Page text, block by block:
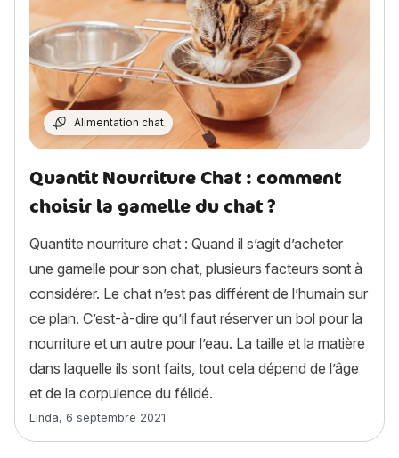
Alimentation chat
Quantit Nourriture Chat : comment
choisir la gamelle du chat ?
Quantite nourriture chat : Quand il s’agit d’acheter
une gamelle pour son chat, plusieurs facteurs sont à
considérer. Le chat n’est pas différent de l’humain sur
ce plan. C’est-à-dire qu’il faut réserver un bol pour la
nourriture et un autre pour l’eau. La taille et la matière
dans laquelle ils sont faits, tout cela dépend de l’âge
et de la corpulence du félidé.
Article rédigé par
Linda, 6 septembre 2021